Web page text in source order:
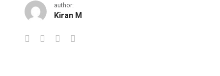
author:
Kiran M